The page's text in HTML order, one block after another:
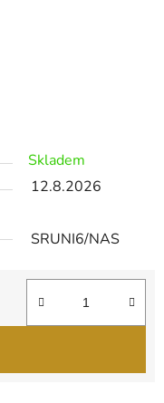
Skladem
12.8.2026
SRUNI6/NAS